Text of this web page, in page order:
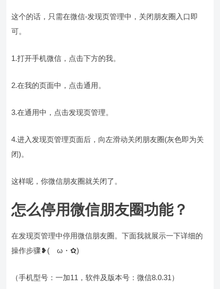
这个的话，只需在微信-发现页管理中，关闭朋友圈入口即
可。
1.打开手机微信，点击下方的我。
2.在我的页面中，点击通用。
3.在通用中，点击发现页管理。
4.进入发现页管理页面后，向左滑动关闭朋友圈(灰色即为关
闭)。
这样呢，你微信朋友圈就关闭了。
怎么停用微信朋友圈功能？
在发现页管理中停用微信朋友圈。下面我就展示一下详细的
操作步骤❥(ゝω・✿ฺ)
（手机型号：一加11，软件及版本号：微信8.0.31）